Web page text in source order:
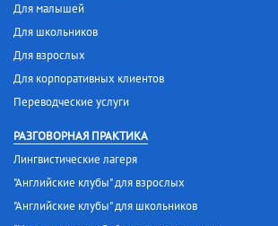
Для малышей
Для школьников
Для взрослых
Для корпоративных клиентов
Переводческие услуги
РАЗГОВОРНАЯ ПРАКТИКА
Лингвистические лагеря
"Английские клубы" для взрослых
"Английские клубы" для школьников